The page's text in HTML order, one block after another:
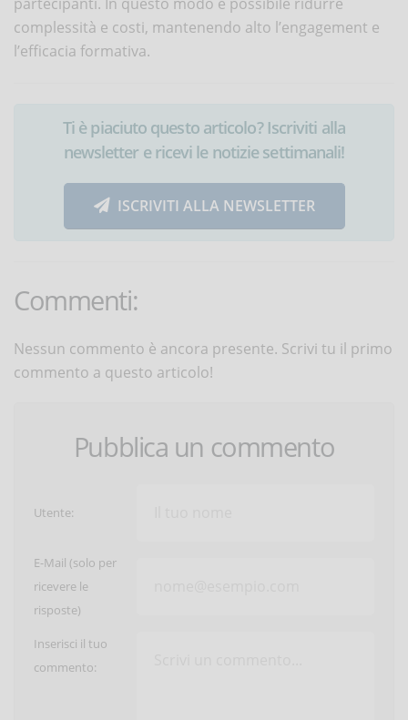
complessità e costi, mantenendo alto l’engagement e
l’efficacia formativa.
Ti è piaciuto questo articolo? Iscriviti alla
newsletter e ricevi le notizie settimanali!
ISCRIVITI ALLA NEWSLETTER
Commenti:
Nessun commento è ancora presente. Scrivi tu il primo
commento a questo articolo!
Pubblica un commento
Utente:
E-Mail (solo per
ricevere le
risposte)
Inserisci il tuo
commento: